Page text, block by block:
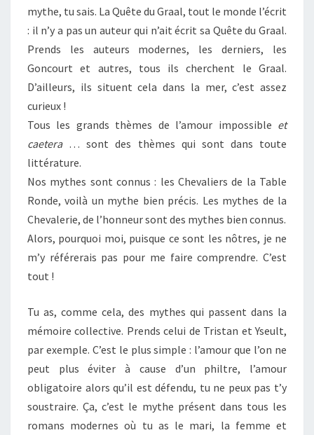
mythe, tu sais. La Quête du Graal, tout le monde l’écrit
: il n’y a pas un auteur qui n’ait écrit sa Quête du Graal.
Prends les auteurs modernes, les derniers, les
Goncourt et autres, tous ils cherchent le Graal.
D’ailleurs, ils situent cela dans la mer, c’est assez
curieux !
Tous les grands thèmes de l’amour impossible et
caetera… sont des thèmes qui sont dans toute
littérature.
Nos mythes sont connus : les Chevaliers de la Table
Ronde, voilà un mythe bien précis. Les mythes de la
Chevalerie, de l’honneur sont des mythes bien connus.
Alors, pourquoi moi, puisque ce sont les nôtres, je ne
m’y référerais pas pour me faire comprendre. C’est
tout !
Tu as, comme cela, des mythes qui passent dans la
mémoire collective. Prends celui de Tristan et Yseult,
par exemple. C’est le plus simple : l’amour que l’on ne
peut plus éviter à cause d’un philtre, l’amour
obligatoire alors qu’il est défendu, tu ne peux pas t’y
soustraire. Ça, c’est le mythe présent dans tous les
romans modernes où tu as le mari, la femme et